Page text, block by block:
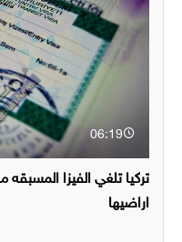
06:19
تركيا تلغي الفيزا
اراضيها